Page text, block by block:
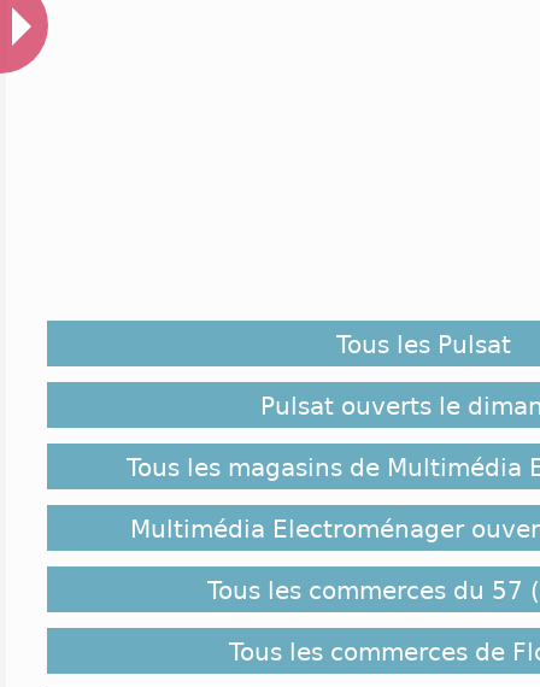
Tous les Pulsat
Pulsat ouverts le
Tous les magasins de Multimédia
Multimédia Electroménager
Tous les commerces du 57
Tous les commerces de